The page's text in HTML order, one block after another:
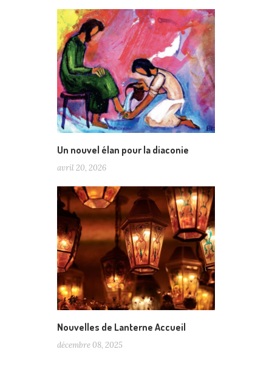
Un nouvel élan pour la diaconie
avril 20, 2026
Nouvelles de Lanterne Accueil
décembre 08, 2025